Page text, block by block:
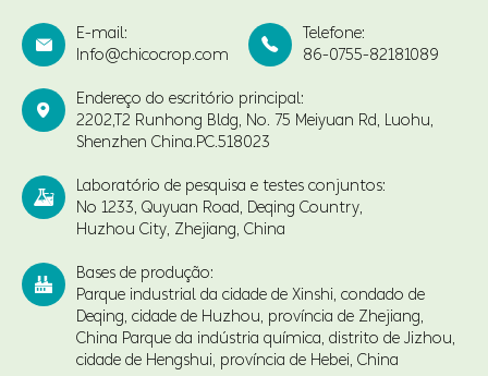

E-mail:
Info@chicocrop.com

Telefone:
86-0755-82181089

Endereço do escritório principal:
2202,T2 Runhong Bldg, No. 75 Meiyuan Rd, Luohu,
Shenzhen China.PC.518023

Laboratório de pesquisa e testes conjuntos:
No 1233, Quyuan Road, Deqing Country,
Huzhou City, Zhejiang, China

Bases de produção:
Parque industrial da cidade de Xinshi, condado de
Deqing, cidade de Huzhou, província de Zhejiang,
China Parque da indústria química, distrito de Jizhou,
cidade de Hengshui, província de Hebei, China